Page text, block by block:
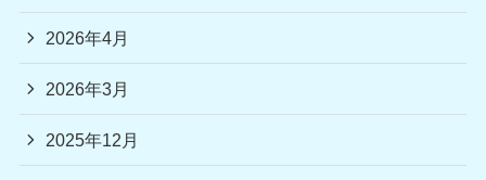
2026年4月
2026年3月
2025年12月